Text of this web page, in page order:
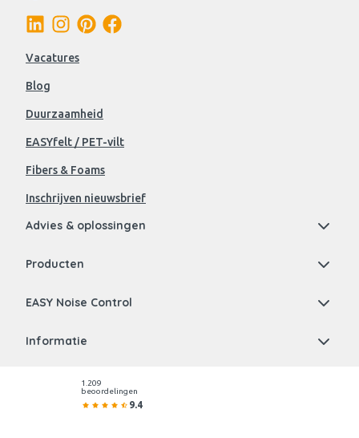
Vacatures
Blog
Duurzaamheid
EASYfelt / PET-vilt
Fibers & Foams
Inschrijven nieuwsbrief
Advies & oplossingen
Producten
EASY Noise Control
Informatie
1.209
beoordelingen
9.4